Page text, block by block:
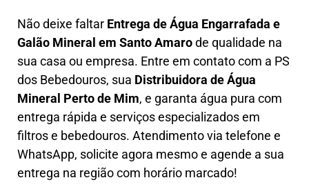
Não deixe faltar Entrega de Água Engarrafada e
Galão Mineral em Santo Amarode qualidade na
sua casa ou empresa. Entre em contato com a PS
dos Bebedouros, sua Distribuidora de Água
Mineral Perto de Mim, e garanta água pura com
entrega rápida e serviços especializados em
filtros e bebedouros. Atendimento via telefone e
WhatsApp, solicite agora mesmo e agende a sua
entrega na região com horário marcado!